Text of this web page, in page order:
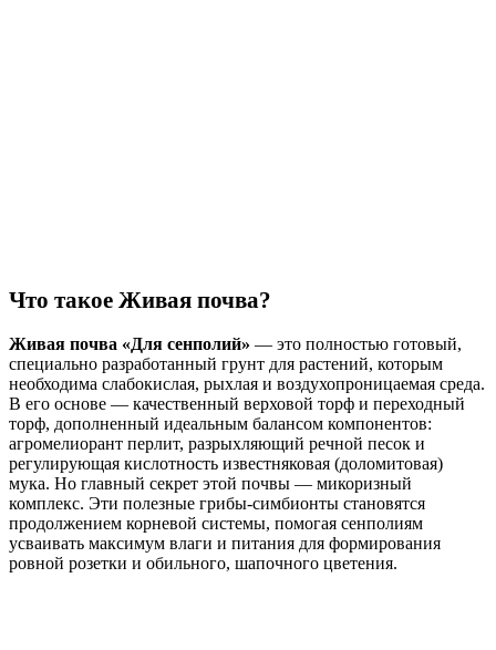
Что такое Живая почва?
Живая почва «Для сенполий» — это полностью готовый,
специально разработанный грунт для растений, которым
необходима слабокислая, рыхлая и воздухопроницаемая среда.
В его основе — качественный верховой торф и переходный
торф, дополненный идеальным балансом компонентов:
агромелиорант перлит, разрыхляющий речной песок и
регулирующая кислотность известняковая (доломитовая)
мука. Но главный секрет этой почвы — микоризный
комплекс. Эти полезные грибы-симбионты становятся
продолжением корневой системы, помогая сенполиям
усваивать максимум влаги и питания для формирования
ровной розетки и обильного, шапочного цветения.